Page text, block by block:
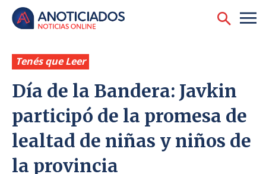
Tenés que Leer
Día de la Bandera: Javkin
participó de la promesa de
lealtad de niñas y niños de
la provincia